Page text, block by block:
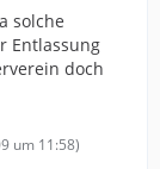
solche
Entlassung
doch
um 11:58)